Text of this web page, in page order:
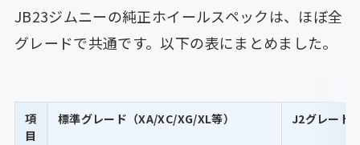
JB23ジムニーの純正ホイールスペックは、ほぼ全
グレードで共通です。以下の表にまとめました。
項
目
標準グレード（XA/XC/XG/XL等） J2グレード